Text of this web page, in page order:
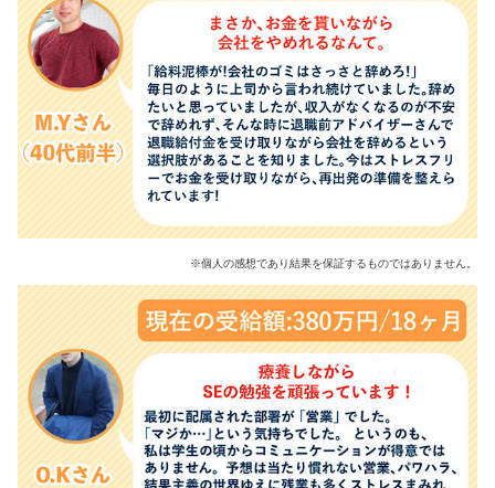
※個人の感想であり結果を保証するものではありません。